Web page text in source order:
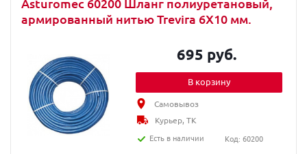
армированный нитью Trevira 6Х10 мм.
695 руб.
В корзину
Самовывоз
Курьер, ТК
Есть в наличии
Код: 60200